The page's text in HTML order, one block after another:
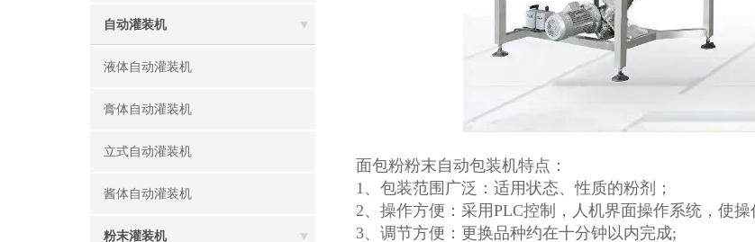
自动灌装机
液体自动灌装机
膏体自动灌装机
立式自动灌装机
酱体自动灌装机
粉末灌装机
面包粉粉末自动包装机特点：
1、包装范围广泛：适用状态、性质的粉剂；
2、操作方便：采用PLC控制，人机界面操作系统，使操
3、调节方便：更换品种约在十分钟以内完成;